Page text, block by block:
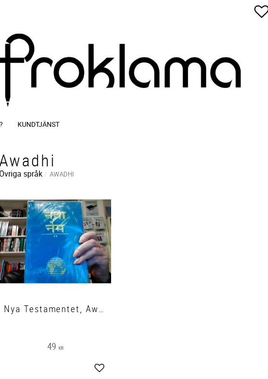
KUNDTJÄNST
Övriga språk AWADHI
Nya Testamentet, Awadhi
49 KR
Lägg till i favoriter